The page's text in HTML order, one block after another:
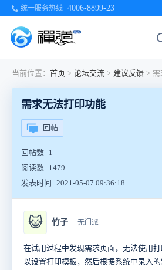
统一服务热线 4006-8899-23
当前位置： 首页 > 论坛交流 > 建议反馈 >
需求无法打印功能
回帖
回帖数 1
阅读数 1479
发表时间
2021-05-07 09:36:18
😺 竹子 无门派
在试用过程中发现需求页面，无法使用
以设置打印模板，然后根据系统中录入